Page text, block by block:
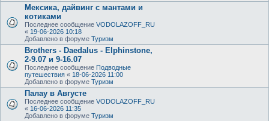
Мексика, дайвинг с мантами и
котиками
Последнее сообщение VODOLAZOFF_RU
« 19-06-2026 10:18
Добавлено в форуме Туризм
Brothers - Daedalus - Elphinstone,
2-9.07 и 9-16.07
Последнее сообщение Подводные
путешествия « 18-06-2026 11:00
Добавлено в форуме Туризм
Палау в Августе
Последнее сообщение VODOLAZOFF_RU
« 16-06-2026 11:35
Добавлено в форуме Туризм